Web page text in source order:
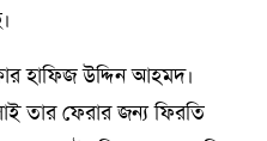
হাফিজ উদ্দিন আহমদ।
তার ফেরার জন্য ফিরতি